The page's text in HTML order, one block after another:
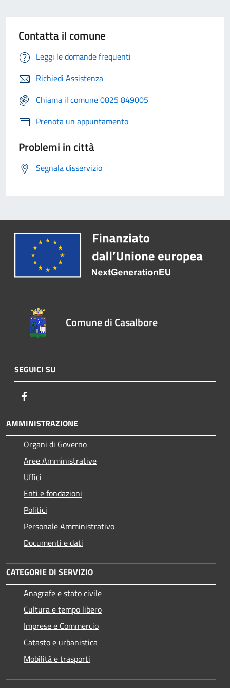
Contatta il comune
Leggi le domande frequenti
Richiedi Assistenza
Chiama il comune 0825 849005
Prenota un appuntamento
Problemi in città
Segnala disservizio
Comune di Casalbore
SEGUICI SU
AMMINISTRAZIONE
Organi di Governo
Aree Amministrative
Uffici
Enti e fondazioni
Politici
Personale Amministrativo
Documenti e dati
CATEGORIE DI SERVIZIO
Anagrafe e stato civile
Cultura e tempo libero
Imprese e Commercio
Catasto e urbanistica
Mobilità e trasporti